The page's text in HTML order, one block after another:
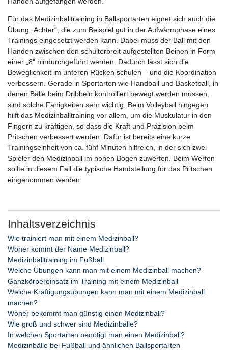
Für das Medizinballtraining in Ballsportarten eignet sich auch die
Übung „Achter“, die zum Beispiel gut in der Aufwärmphase eines
Trainings eingesetzt werden kann. Dabei muss der Ball mit den
Händen zwischen den schulterbreit aufgestellten Beinen in Form
einer „8“ hindurchgeführt werden. Dadurch lässt sich die
Beweglichkeit im unteren Rücken schulen – und die Koordination
verbessern. Gerade in Sportarten wie Handball und Basketball, in
denen Bälle beim Dribbeln kontrolliert bewegt werden müssen,
sind solche Fähigkeiten sehr wichtig. Beim Volleyball hingegen
hilft das Medizinballtraining vor allem, um die Muskulatur in den
Fingern zu kräftigen, so dass die Kraft und Präzision beim
Pritschen verbessert werden. Dafür ist bereits eine kurze
Trainingseinheit von ca. fünf Minuten hilfreich, in der sich zwei
Spieler den Medizinball im hohen Bogen zuwerfen. Beim Werfen
sollte in diesem Fall die typische Handstellung für das Pritschen
eingenommen werden.
Inhaltsverzeichnis
Wie trainiert man mit einem Medizinball?
Woher kommt der Name Medizinball?
Medizinballtraining im Fußball
Welche Übungen kann man mit einem Medizinball machen?
Ganzkörpereinsatz im Training mit einem Medizinball
Welche Kräftigungsübungen kann man mit einem Medizinball
machen?
Woher bekommt man günstig einen Medizinball?
Wie groß und schwer sind Medizinbälle?
In welchen Sportarten benötigt man einen Medizinball?
Medizinbälle bei Fußball und ähnlichen Ballsportarten